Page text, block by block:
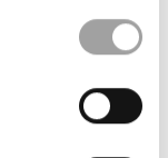
kiinnitetään
uusien